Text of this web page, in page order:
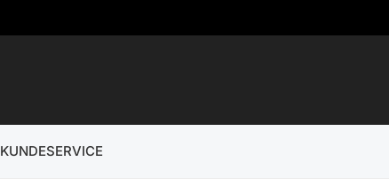
KUNDESERVICE